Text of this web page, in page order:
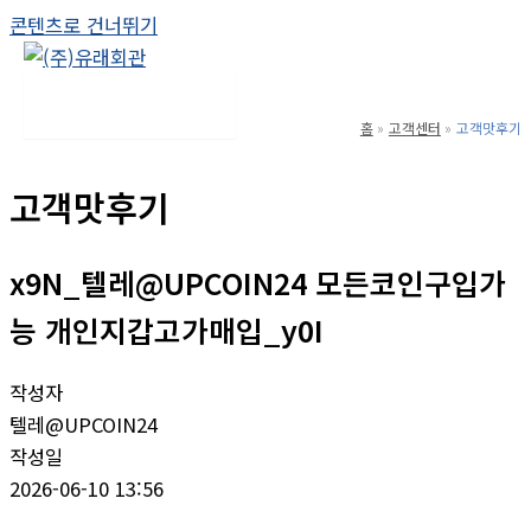
콘텐츠로 건너뛰기
홈 고객센터 고객맛후기
고객맛후기
x9N_텔레@UPCOIN24 모든코인구입가
능 개인지갑고가매입_y0I
작성자
텔레@UPCOIN24
작성일
2026-06-10 13:56